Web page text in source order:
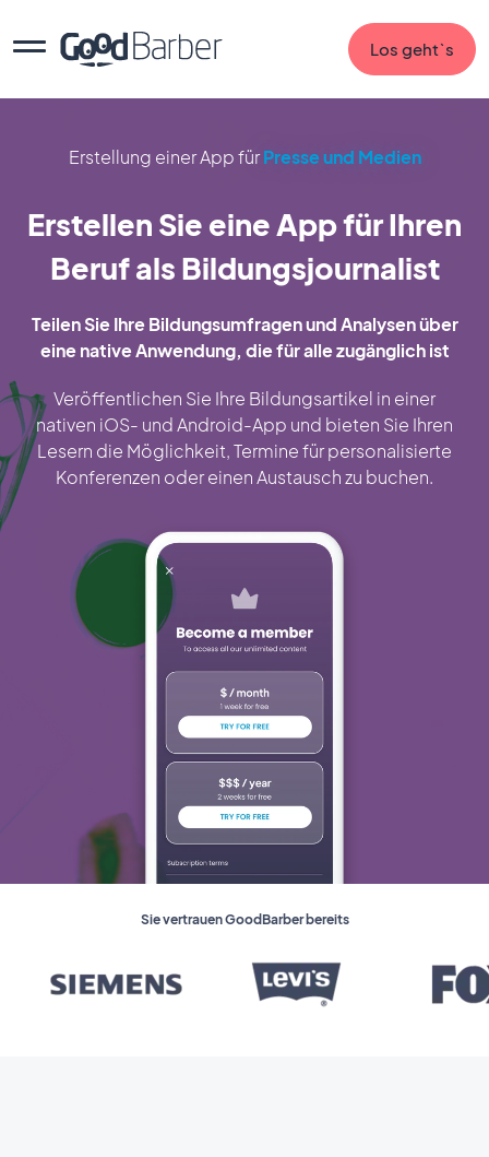
Los geht`s
Erstellung einer App fürPresse und Medien
Erstellen Sie eine App für Ihren
Beruf als Bildungsjournalist
Teilen Sie Ihre Bildungsumfragen und Analysen über
eine native Anwendung, die für alle zugänglich ist
Veröffentlichen Sie Ihre Bildungsartikel in einer
nativen iOS- und Android-App und bieten Sie Ihren
Lesern die Möglichkeit, Termine für personalisierte
Konferenzen oder einen Austausch zu buchen.
Sie vertrauen GoodBarber bereits